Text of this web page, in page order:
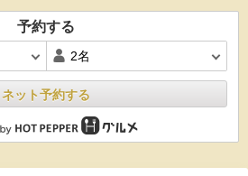
予約する
ネット予約する